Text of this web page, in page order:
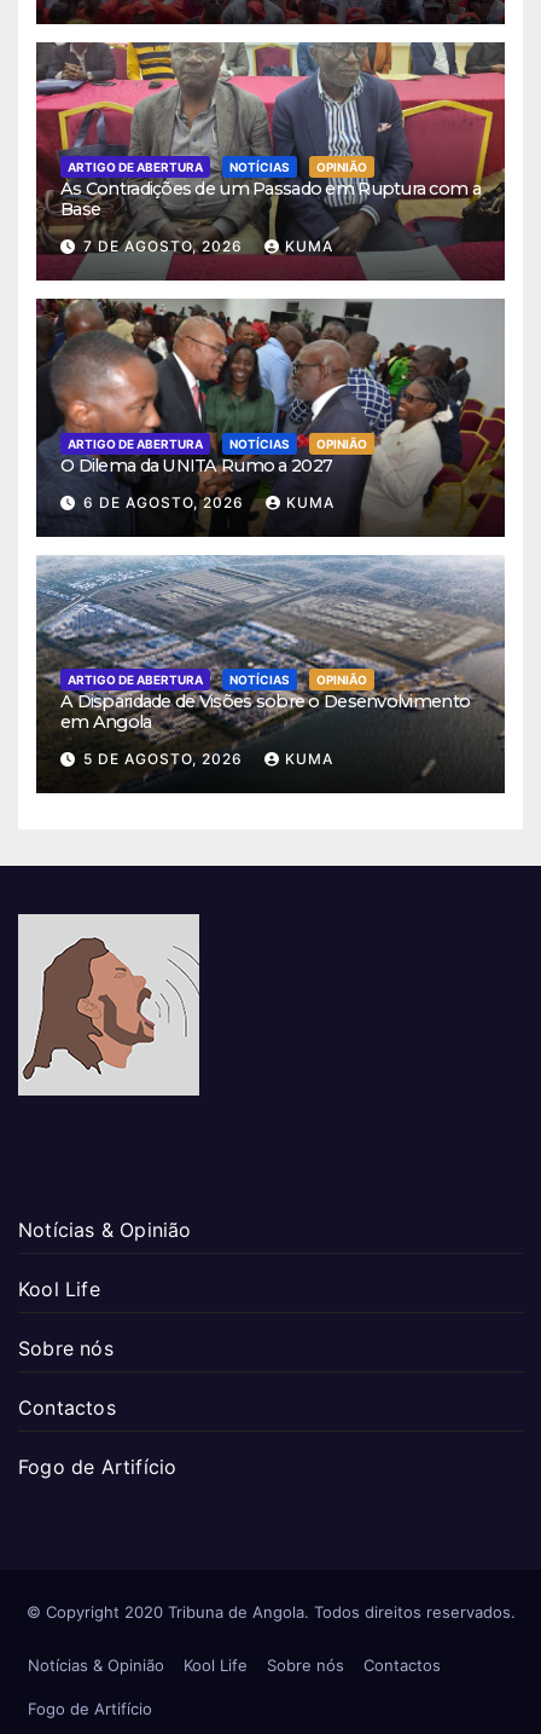
ARTIGO DE ABERTURA NOTÍCIAS OPINIÃO
As Contradições de um Passado em Ruptura com a
Base
7 DE AGOSTO, 2026 KUMA
ARTIGO DE ABERTURA NOTÍCIAS OPINIÃO
O Dilema da UNITA Rumo a 2027
6 DE AGOSTO, 2026 KUMA
ARTIGO DE ABERTURA NOTÍCIAS OPINIÃO
A Disparidade de Visões sobre o Desenvolvimento
em Angola
5 DE AGOSTO, 2026 KUMA
Notícias & Opinião
Kool Life
Sobre nós
Contactos
Fogo de Artifício
© Copyright 2020 Tribuna de Angola. Todos direitos reservados.
Notícias & Opinião Kool Life Sobre nós Contactos
Fogo de Artifício